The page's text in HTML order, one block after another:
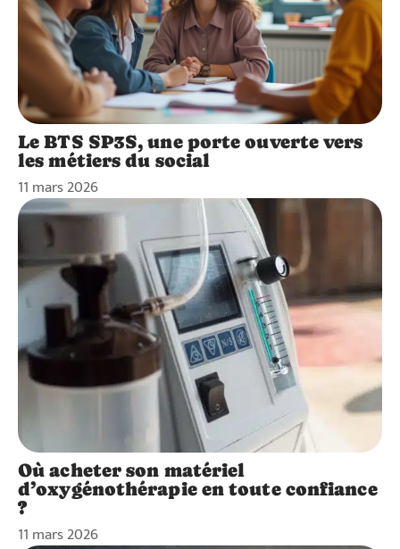
Le BTS SP3S, une porte ouverte vers
les métiers du social
11 mars 2026
Où acheter son matériel
d’oxygénothérapie en toute confiance
?
11 mars 2026